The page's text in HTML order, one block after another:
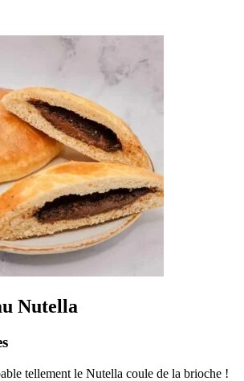
Nutella
tellement le Nutella coule de la brioche !